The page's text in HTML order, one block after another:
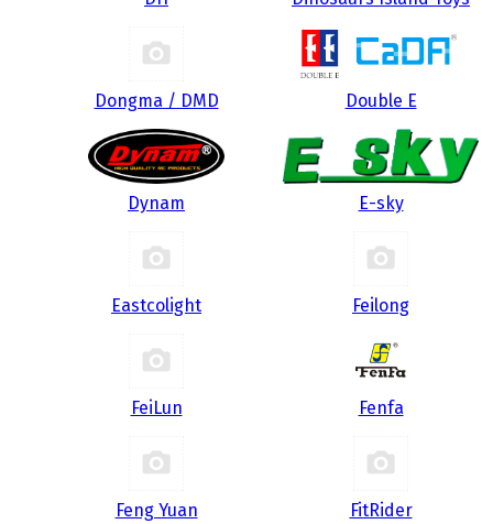
Dongma / DMD Double E
Dynam E-sky
Eastcolight Feilong
FeiLun Fenfa
Feng Yuan FitRider